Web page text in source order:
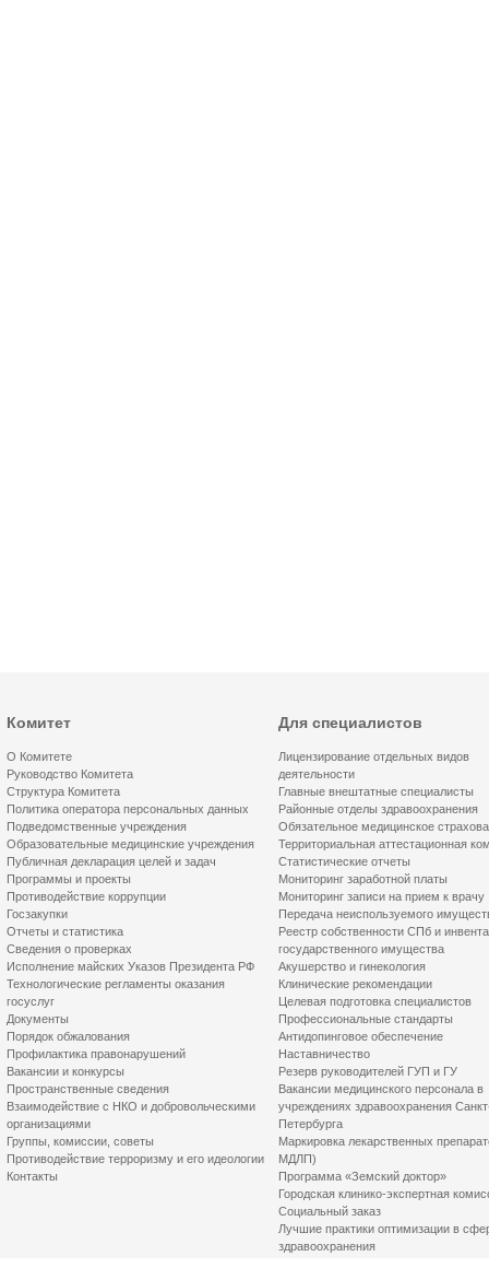
Комитет
О Комитете
Руководство Комитета
Структура Комитета
Политика оператора персональных данных
Подведомственные учреждения
Образовательные медицинские учреждения
Публичная декларация целей и задач
Программы и проекты
Противодействие коррупции
Госзакупки
Отчеты и статистика
Сведения о проверках
Исполнение майских Указов Президента РФ
Технологические регламенты оказания
госуслуг
Документы
Порядок обжалования
Профилактика правонарушений
Вакансии и конкурсы
Пространственные сведения
Взаимодействие с НКО и добровольческими
организациями
Группы, комиссии, советы
Противодействие терроризму и его идеологии
Контакты
Для специалистов
Лицензирование отдельных видов
деятельности
Главные внештатные специалисты
Районные отделы здравоохранения
Обязательное медицинское
Территориальная аттестационная
Статистические отчеты
Мониторинг заработной платы
Мониторинг записи на прием к врачу
Передача неиспользуемого
Реестр собственности СПб и
государственного имущества
Акушерство и гинекология
Клинические рекомендации
Целевая подготовка специалистов
Профессиональные стандарты
Антидопинговое обеспечение
Наставничество
Резерв руководителей ГУП и ГУ
Вакансии медицинского персонала в
учреждениях здравоохранения
Петербурга
Маркировка лекарственных
МДЛП)
Программа «Земский доктор»
Городская клинико-экспертная
Социальный заказ
Лучшие практики оптимизации в
здравоохранения